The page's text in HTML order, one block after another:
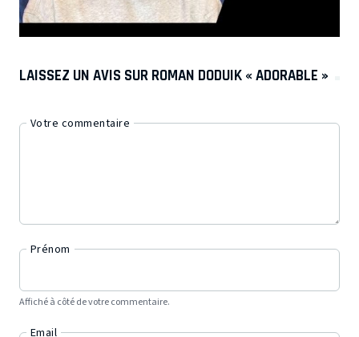
LAISSEZ UN AVIS SUR ROMAN DODUIK « ADORABLE »
Votre commentaire
Prénom
Affiché à côté de votre commentaire.
Email